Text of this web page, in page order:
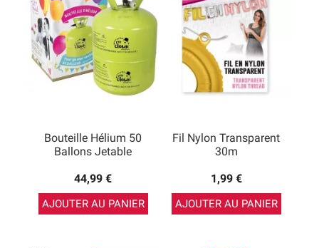
Bouteille Hélium 50
Ballons Jetable
44,99 €
AJOUTER AU PANIER
Fil Nylon Transparent
30m
1,99 €
AJOUTER AU PANIER